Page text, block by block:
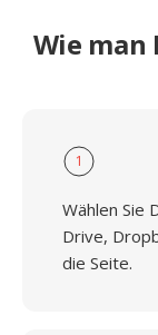
Wie man
1
Wählen Sie
Drive,
die Seite.